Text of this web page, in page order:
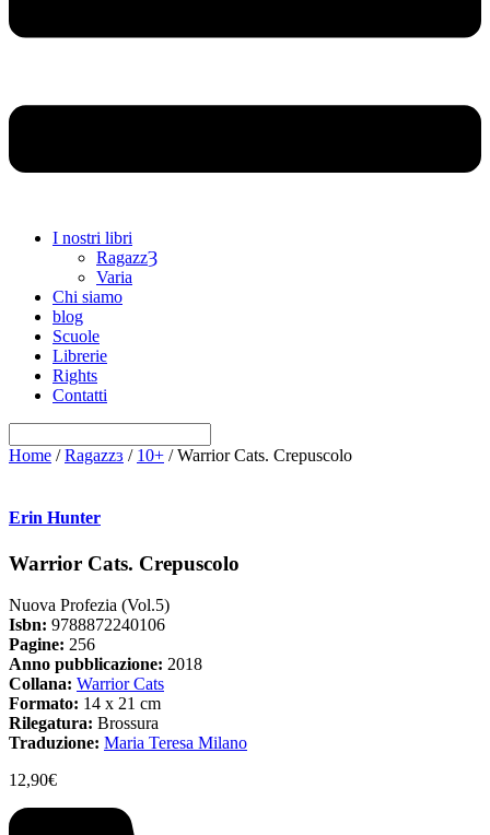
I nostri libri
RagazzȜ
Varia
Chi siamo
blog
Scuole
Librerie
Rights
Contatti
Home /Ragazzɜ / 10+ / Warrior Cats. Crepuscolo
Erin Hunter
Warrior Cats. Crepuscolo
Nuova Profezia (Vol.5)
Isbn: 9788872240106
Pagine: 256
Anno pubblicazione: 2018
Collana: Warrior Cats
Formato: 14 x 21 cm
Rilegatura: Brossura
Traduzione: Maria Teresa Milano
12,90€